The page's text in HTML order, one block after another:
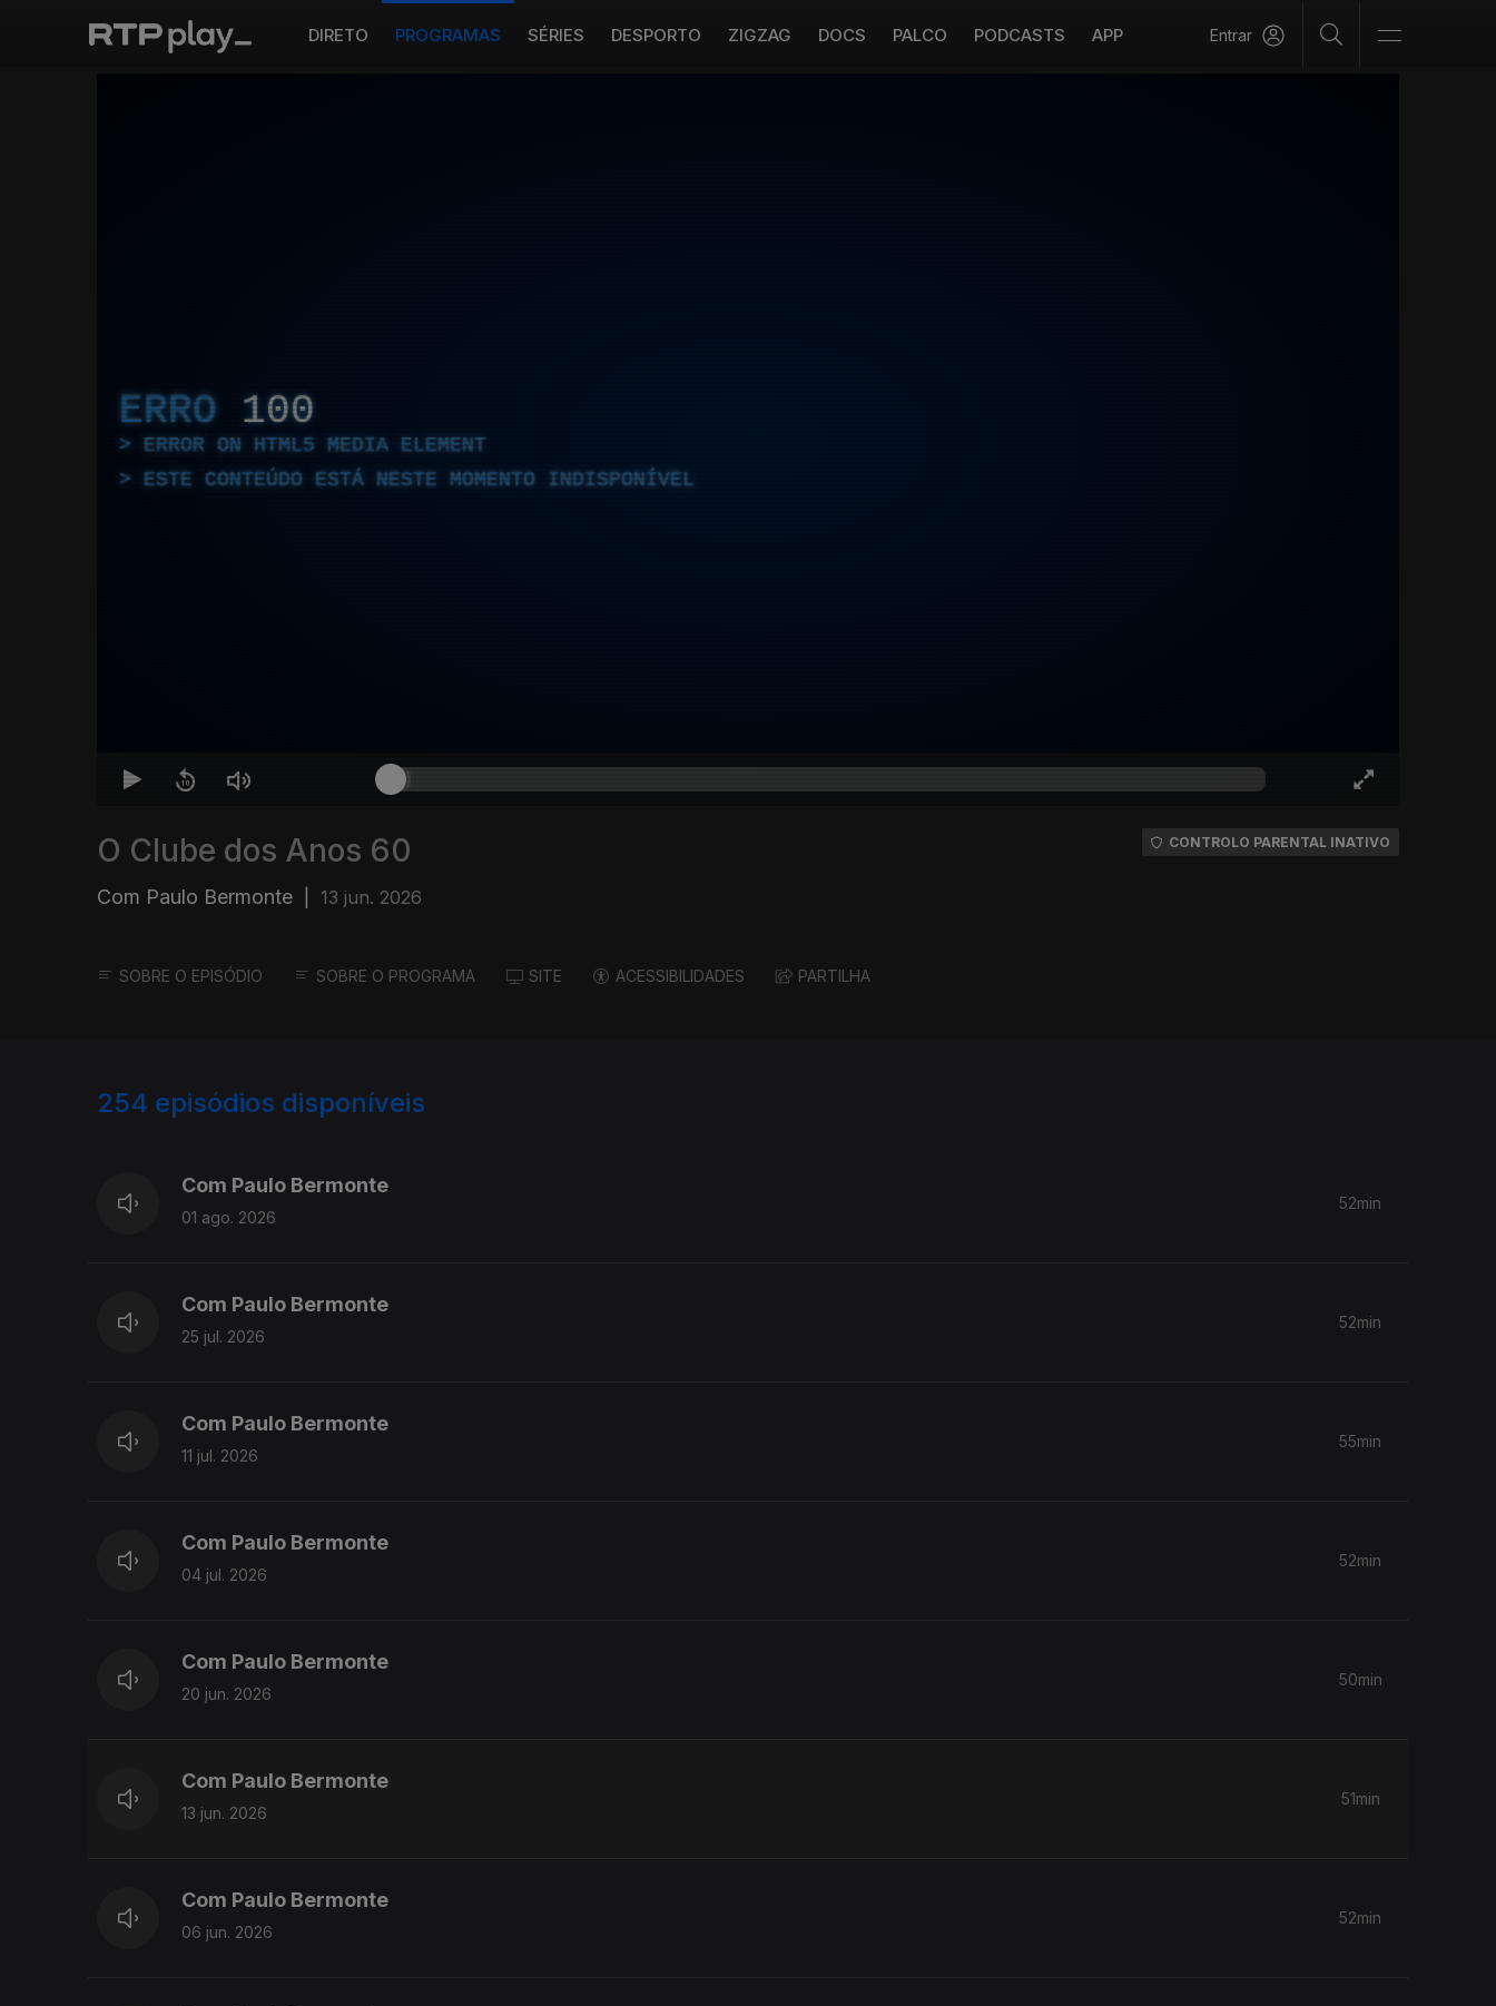
DIRETO PROGRAMAS SÉRIES DESPORTO ZIGZAG DOCS PALCO PODCASTS APP Entrar
ERRO 100
ERROR ON HTML5 MEDIA ELEMENT
ESTE CONTEÚDO ESTÁ NESTE MOMENTO INDISPONÍVEL
O Clube dos Anos 60
Com Paulo Bermonte 13 jun. 2026
CONTROLO PARENTAL INATIVO
SOBRE O EPISÓDIO SOBRE O PROGRAMA SITE ACESSIBILIDADES PARTILHA
254 episódios disponíveis
Com Paulo Bermonte
01 ago. 2026
52min
Com Paulo Bermonte
25 jul. 2026
52min
Com Paulo Bermonte
11 jul. 2026
55min
Com Paulo Bermonte
04 jul. 2026
52min
Com Paulo Bermonte
20 jun. 2026
50min
Com Paulo Bermonte
13 jun. 2026
51min
Com Paulo Bermonte
06 jun. 2026
52min